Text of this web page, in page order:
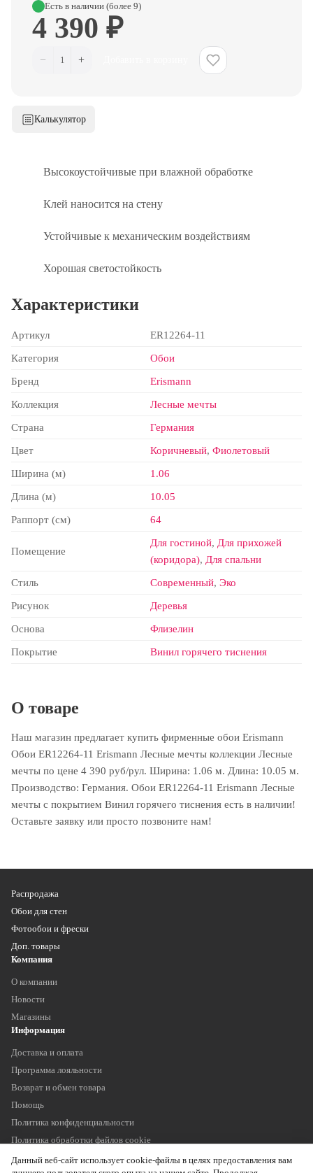
Есть в наличии (более 9)
4 390 ₽
− 1 +
Калькулятор
Характеристики
Артикул ER12264-11
Категория Обои
Бренд Erismann
Коллекция Лесные мечты
Страна Германия
Цвет Коричневый, Фиолетовый
Ширина (м) 1.06
Длина (м) 10.05
Раппорт (см) 64
Помещение
Для гостиной, Для прихожей
(коридора), Для спальни
Стиль Современный, Эко
Рисунок Деревья
Основа Флизелин
Покрытие Винил горячего тиснения
Высокоустойчивые при влажной обработке
Клей наносится на стену
Устойчивые к механическим воздействиям
Хорошая светостойкость
О товаре
Наш магазин предлагает купить фирменные обои Erismann
Обои ER12264-11 Erismann Лесные мечты коллекции Лесные
мечты по цене 4 390 руб/рул. Ширина: 1.06 м. Длина: 10.05 м.
Производство: Германия. Обои ER12264-11 Erismann Лесные
мечты с покрытием Винил горячего тиснения есть в наличии!
Оставьте заявку или просто позвоните нам!
Распродажа
Обои для стен
Фотообои и фрески
Доп. товары
Компания
О компании
Новости
Магазины
Информация
Доставка и оплата
Программа лояльности
Возврат и обмен товара
Помощь
Политика конфиденциальности
Политика обработки файлов cookie
Данный веб-сайт использует cookie-файлы в целях предоставления вам